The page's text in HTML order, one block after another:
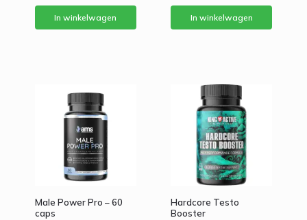
In winkelwagen In winkelwagen
Male Power Pro – 60
caps
Hardcore Testo
Booster